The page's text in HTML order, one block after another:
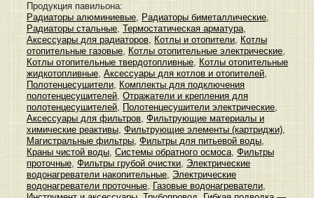
Продукция павильона:
Радиаторы алюминиевые, Радиаторы биметаллические,
Радиаторы стальные, Термостатическая арматура,
Аксессуары для радиаторов, Котлы и отопители, Котлы
отопительные газовые, Котлы отопительные электрические,
Котлы отопительные твердотопливные, Котлы отопительные
жидкотопливные, Аксессуары для котлов и отопителей,
Полотенцесушители, Комплекты для подключения
полотенцесушителей, Отражатели и крепления для
полотенцесушителей, Полотенцесушители электрические,
Аксессуары для фильтров, Фильтрующие материалы и
химические реактивы, Фильтрующие элементы (картриджи),
Магистральные фильтры, Фильтры для питьевой воды,
Краны чистой воды, Системы обратного осмоса, Фильтры
проточные, Фильтры грубой очистки, Электрические
водонагреватели накопительные, Электрические
водонагреватели проточные, Газовые водонагреватели,